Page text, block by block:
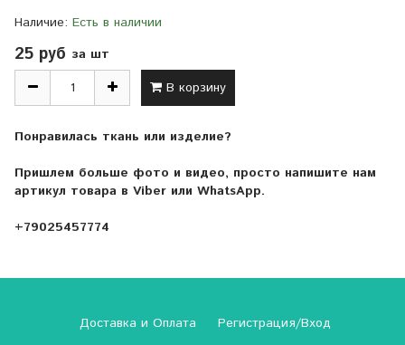
Наличие: Есть в наличии
25 руб за шт
В корзину
Понравилась ткань или изделие?
Пришлем больше фото и видео, просто напишите нам
артикул товара в Viber или WhatsApp.
+79025457774
Доставка и Оплата Регистрация/Вход